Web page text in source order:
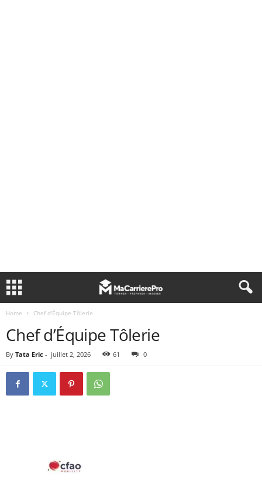
Home Chef d'Équipe Tôlerie
Chef d’Équipe Tôlerie
By Tata Eric - juillet 2, 2026 61 0